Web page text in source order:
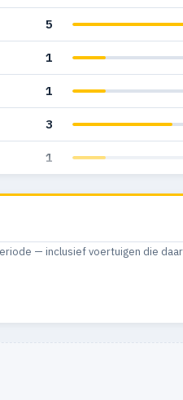
5
1
1
3
1
— inclusief voertuigen die